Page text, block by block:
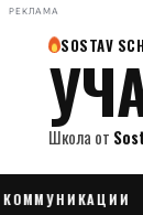
РЕКЛАМА